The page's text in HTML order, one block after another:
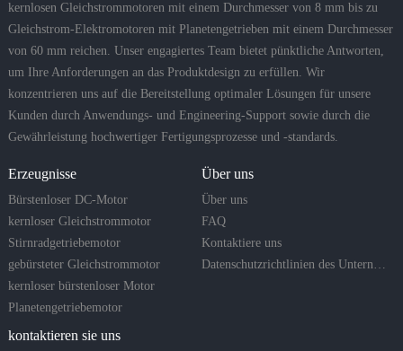
kernlosen Gleichstrommotoren mit einem Durchmesser von 8 mm bis zu
Gleichstrom-Elektromotoren mit Planetengetrieben mit einem Durchmesser
von 60 mm reichen. Unser engagiertes Team bietet pünktliche Antworten,
um Ihre Anforderungen an das Produktdesign zu erfüllen. Wir
konzentrieren uns auf die Bereitstellung optimaler Lösungen für unsere
Kunden durch Anwendungs- und Engineering-Support sowie durch die
Gewährleistung hochwertiger Fertigungsprozesse und -standards.
Erzeugnisse
Bürstenloser DC-Motor
kernloser Gleichstrommotor
Stirnradgetriebemotor
gebürsteter Gleichstrommotor
kernloser bürstenloser Motor
Planetengetriebemotor
Über uns
Über uns
FAQ
Kontaktiere uns
Datenschutzrichtlinien des Unternehmens
kontaktieren sie uns